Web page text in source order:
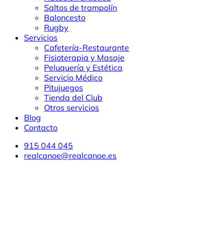
Saltos de trampolín
Baloncesto
Rugby
Servicios
Cafetería-Restaurante
Fisioterapia y Masaje
Peluquería y Estética
Servicio Médico
Pitujuegos
Tienda del Club
Otros servicios
Blog
Contacto
915 044 045
realcanoe@realcanoe.es